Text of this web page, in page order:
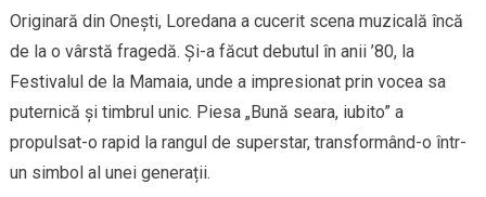
Originară din Onești, Loredana a cucerit scena muzicală încă
de la o vârstă fragedă. Și-a făcut debutul în anii ’80, la
Festivalul de la Mamaia, unde a impresionat prin vocea sa
puternică și timbrul unic. Piesa „Bună seara, iubito” a
propulsat-o rapid la rangul de superstar, transformând-o într-
un simbol al unei generații.